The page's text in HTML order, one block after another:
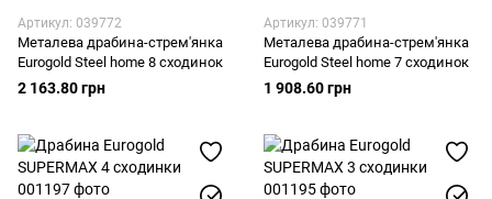
Артикул: 039772
Металева драбина-стрем'янка
Eurogold Steel home 8 сходинок
2 163.80 грн
Артикул: 039771
Металева драбина-стрем'янка
Eurogold Steel home 7 сходинок
1 908.60 грн